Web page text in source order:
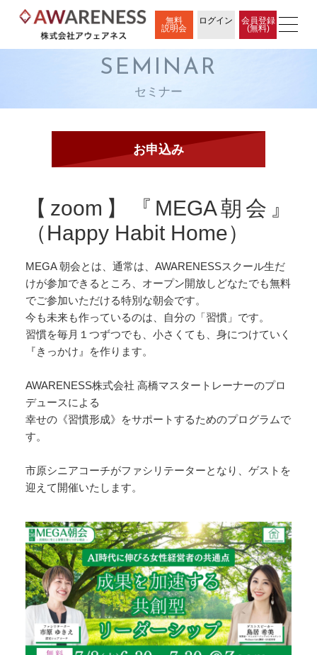
無料
説明会
ログイン
会員登録
(無料)
SEMINAR
セミナー
【zoom】『MEGA朝会』
（Happy Habit Home）
MEGA 朝会とは、通常は、AWARENESSスクール生だ
けが参加できるところ、オープン開放しどなたでも無料
でご参加いただける特別な朝会です。
今も未来も作っているのは、自分の「習慣」です。
習慣を毎月１つずつでも、小さくても、身につけていく
『きっかけ』を作ります。
AWARENESS株式会社 高橋マスタートレーナーのプロ
デュースによる
幸せの《習慣形成》をサポートするためのプログラムで
す。
市原シニアコーチがファシリテーターとなり、ゲストを
迎えて開催いたします。